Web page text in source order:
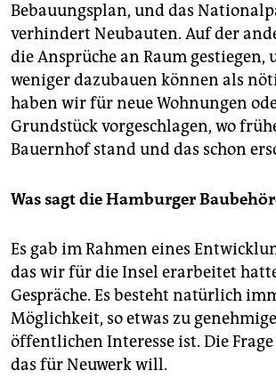
Bebauungsplan, und das
verhindert Neubauten. Auf der
die Ansprüche an Raum gestiegen,
weniger dazubauen können als
haben wir für neue Wohnungen
Grundstück vorgeschlagen, wo
Bauernhof stand und das schon
Was sagt die Hamburger
Es gab im Rahmen eines
das wir für die Insel erarbeitet
Gespräche. Es besteht natürlich
Möglichkeit, so etwas zu
öffentlichen Interesse ist. Die
das für Neuwerk will.